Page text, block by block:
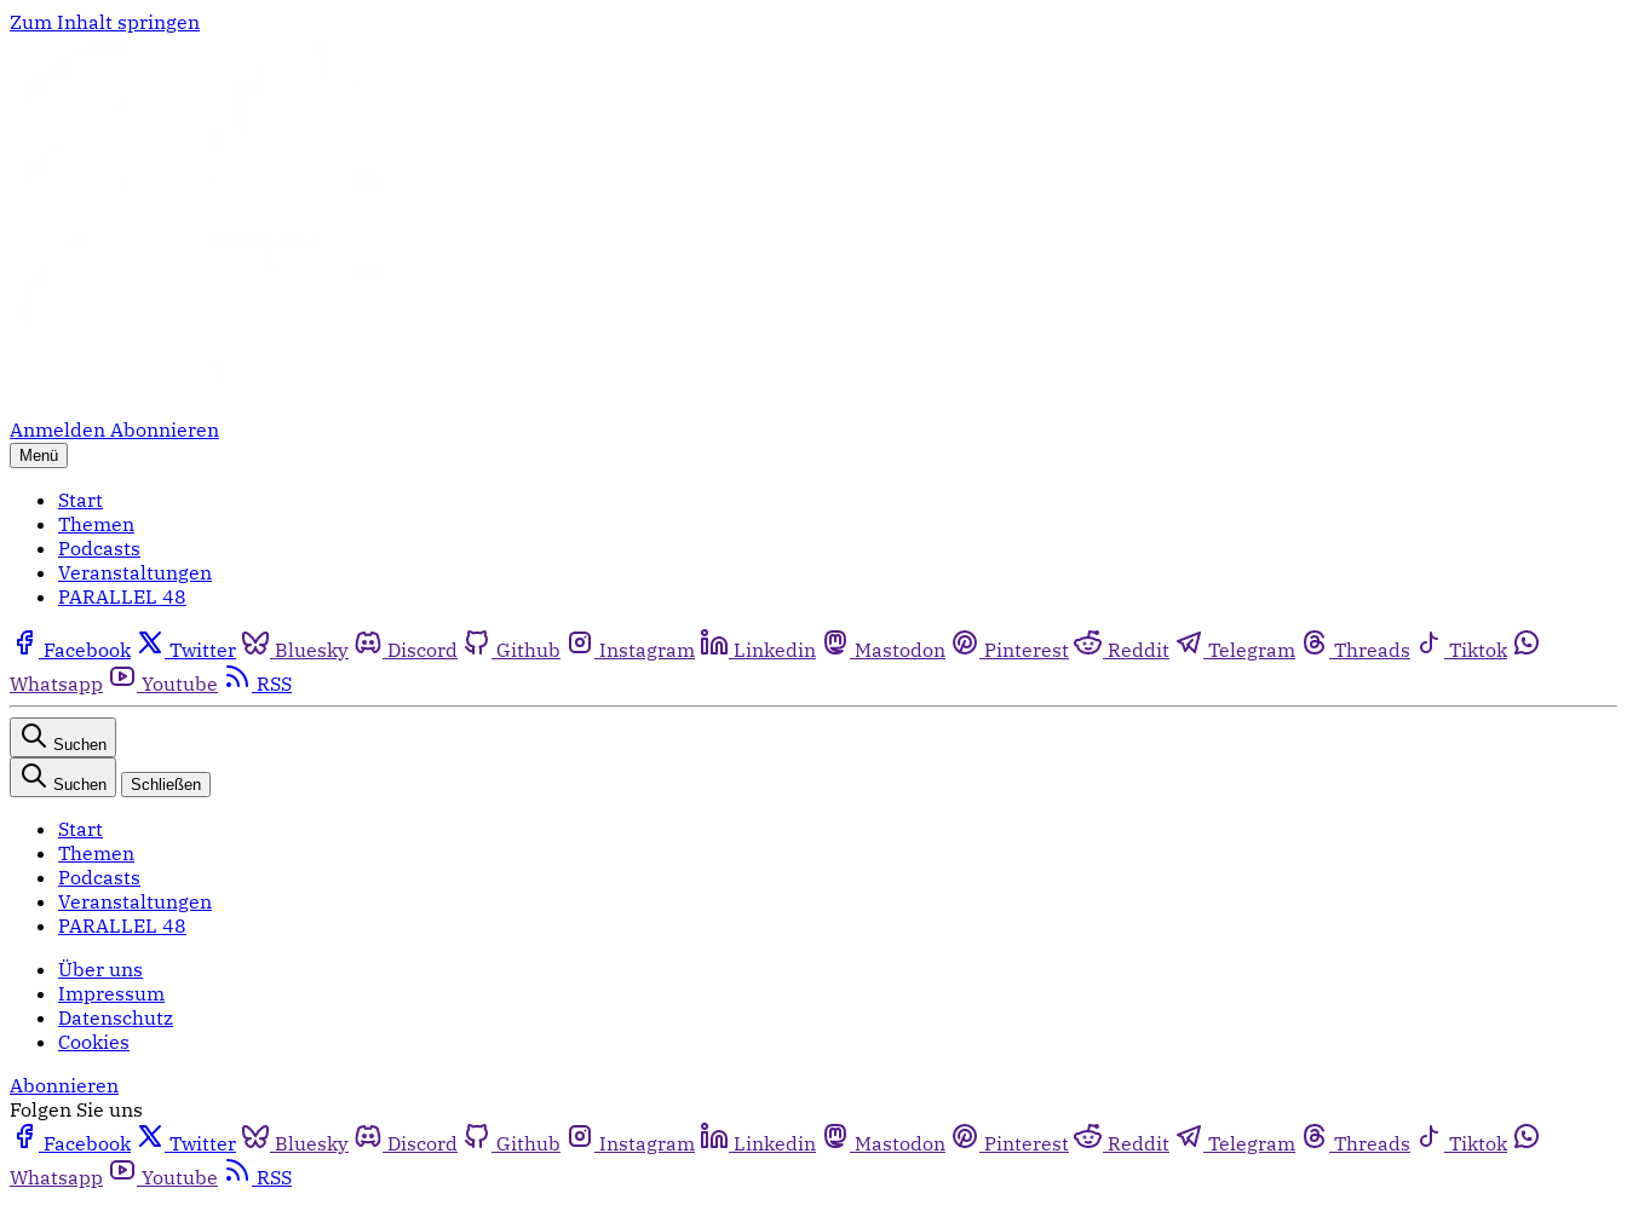
Zum Inhalt springen
Anmelden Abonnieren
Menü
Start
Themen
Podcasts
Veranstaltungen
PARALLEL 48
Facebook Twitter Bluesky Discord Github Instagram Linkedin Mastodon Pinterest Reddit Telegram Threads
Tiktok
Whatsapp
Youtube RSS
Suchen
Suchen Schließen
Start
Themen
Podcasts
Veranstaltungen
PARALLEL 48
Über uns
Impressum
Datenschutz
Cookies
Abonnieren
Folgen Sie uns
Facebook
Twitter Bluesky Discord Github Instagram Linkedin Mastodon Pinterest Reddit Telegram Threads
Tiktok
Whatsapp
Youtube RSS